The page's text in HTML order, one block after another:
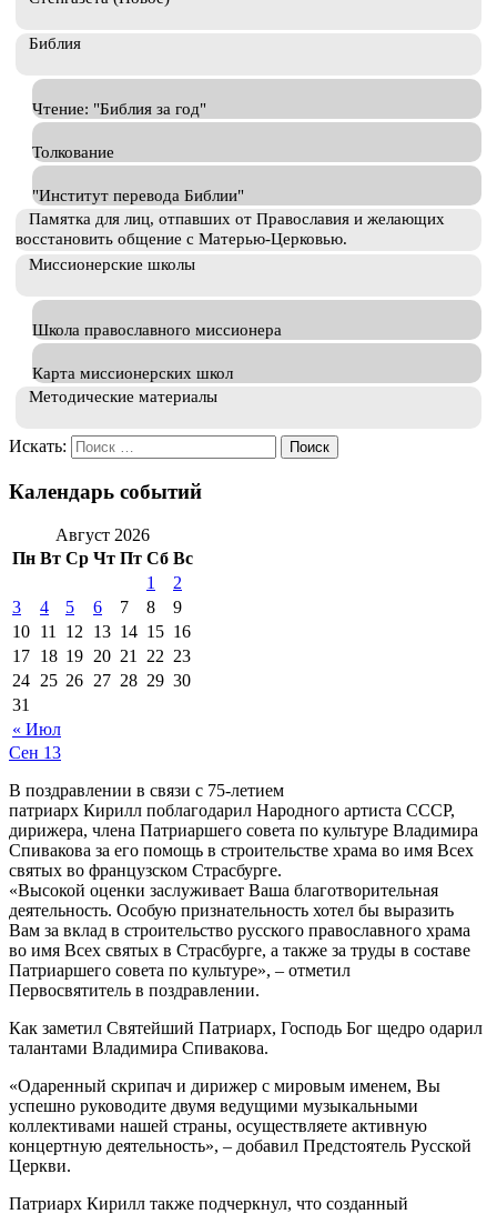
Библия
Чтение: "Библия за год"
Толкование
"Институт перевода Библии"
Памятка для лиц, отпавших от Православия и желающих
восстановить общение с Матерью-Церковью.
Миссионерские школы
Школа православного миссионера
Карта миссионерских школ
Методические материалы
Искать:
Календарь событий
Август 2026
Пн Вт Ср Чт Пт Сб Вс
« Июл
1
2
3
4 5 6 7 8
9
10 11 12 13 14 15 16
17 18 19 20 21 22 23
24 25 26 27 28 29 30
31
Сен 13
В поздравлении в связи с 75-летием
патриарх Кирилл поблагодарил Народного артиста СССР,
дирижера, члена Патриаршего совета по культуре Владимира
Спивакова за его помощь в строительстве храма во имя Всех
святых во французском Страсбурге.
«Высокой оценки заслуживает Ваша благотворительная
деятельность. Особую признательность хотел бы выразить
Вам за вклад в строительство русского православного храма
во имя Всех святых в Страсбурге, а также за труды в составе
Патриаршего совета по культуре», – отметил
Первосвятитель в поздравлении.
Как заметил Святейший Патриарх, Господь Бог щедро одарил
талантами Владимира Спивакова.
«Одаренный скрипач и дирижер с мировым именем, Вы
успешно руководите двумя ведущими музыкальными
коллективами нашей страны, осуществляете активную
концертную деятельность», – добавил Предстоятель Русской
Церкви.
Патриарх Кирилл также подчеркнул, что созданный